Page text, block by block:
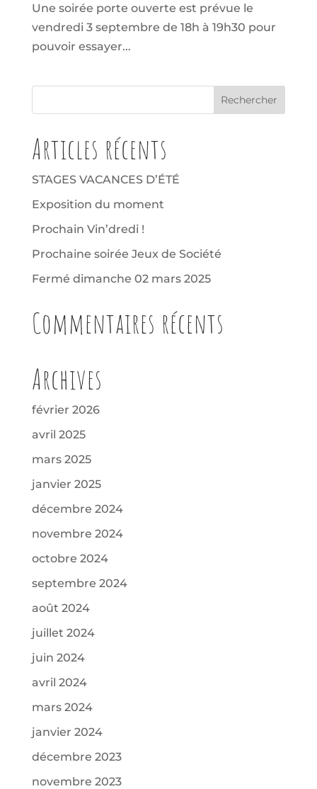
Une soirée porte ouverte est prévue le
vendredi 3 septembre de 18h à 19h30 pour
pouvoir essayer...
Articles récents
STAGES VACANCES D’ÉTÉ
Exposition du moment
Prochain Vin’dredi !
Prochaine soirée Jeux de Société
Fermé dimanche 02 mars 2025
Commentaires récents
Archives
février 2026
avril 2025
mars 2025
janvier 2025
décembre 2024
novembre 2024
octobre 2024
septembre 2024
août 2024
juillet 2024
juin 2024
avril 2024
mars 2024
janvier 2024
décembre 2023
novembre 2023